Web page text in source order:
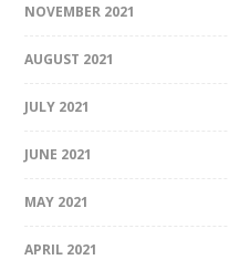
NOVEMBER 2021
AUGUST 2021
JULY 2021
JUNE 2021
MAY 2021
APRIL 2021